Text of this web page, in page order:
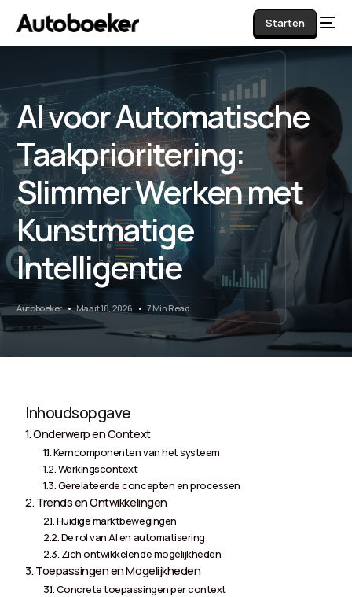
Starten
AI voor Automatische
Taakprioritering:
Slimmer Werken met
Kunstmatige
Intelligentie
Autoboeker Maart 18, 2026 7 Min Read
Inhoudsopgave
Onderwerp en Context
Kerncomponenten van het systeem
Werkingscontext
Gerelateerde concepten en processen
Trends en Ontwikkelingen
Huidige marktbewegingen
De rol van AI en automatisering
Zich ontwikkelende mogelijkheden
Toepassingen en Mogelijkheden
Concrete toepassingen per context
AI